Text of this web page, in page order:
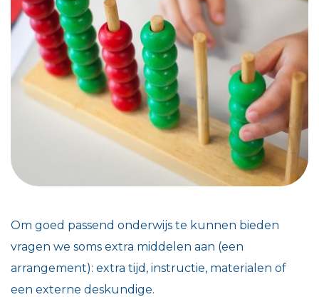
Om goed passend onderwijs te kunnen bieden
vragen we soms extra middelen aan (een
arrangement): extra tijd, instructie, materialen of
een externe deskundige.